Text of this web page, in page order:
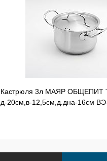
Кастрюля 3л МАЯР ОБЩЕПИТ
д-20см,в-12,5см,д.дна-16см